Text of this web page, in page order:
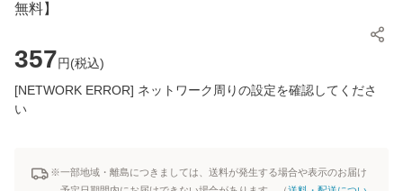
無料】
357円(税込)
[NETWORK ERROR] ネットワーク周りの設定を確認してくださ
い
※一部地域・離島につきましては、送料が発生する場合や表示のお届け